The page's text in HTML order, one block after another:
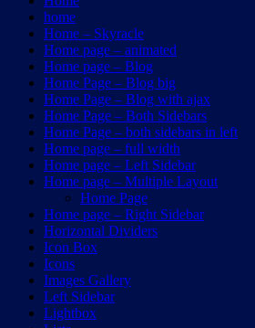
home
Home – Skyracle
Home page – animated
Home page – Blog
Home Page – Blog big
Home Page – Blog with ajax
Home Page – Both Sidebars
Home Page – both sidebars in left
Home page – full width
Home page – Left Sidebar
Home page – Multiple Layout
Home Page
Home page – Right Sidebar
Horizontal Dividers
Icon Box
Icons
Images Gallery
Left Sidebar
Lightbox